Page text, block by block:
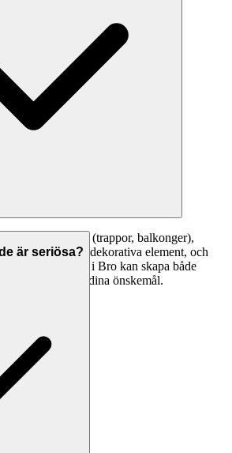
räcken (trappor, balkonger),
(bord, hyllor), dekorativa element, och
smide. En smed i Bro kan skapa både
design efter dina önskemål.
är seriösa?